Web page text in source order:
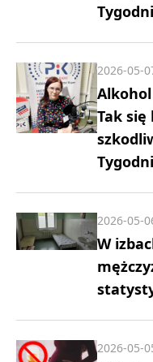
Alkohol
Tak się
2026-05-
W
2026-05-
2026-05-